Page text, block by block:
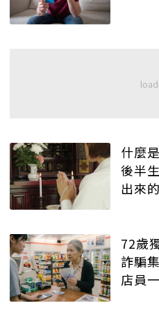
什麼
後半
出來
72歲
詐騙
店員